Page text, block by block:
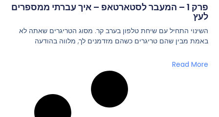
פרק 1 – המעבר לסטארטאפ – איך עברתי ממספרים
לעץ
השינוי התחיל עם שיחת טלפון בערב קר. מסוג הטריגרים שאתה לא
באמת מבין שהם טריגרים כשהם מזדמנים לך, מלווה בהודעה
Read More